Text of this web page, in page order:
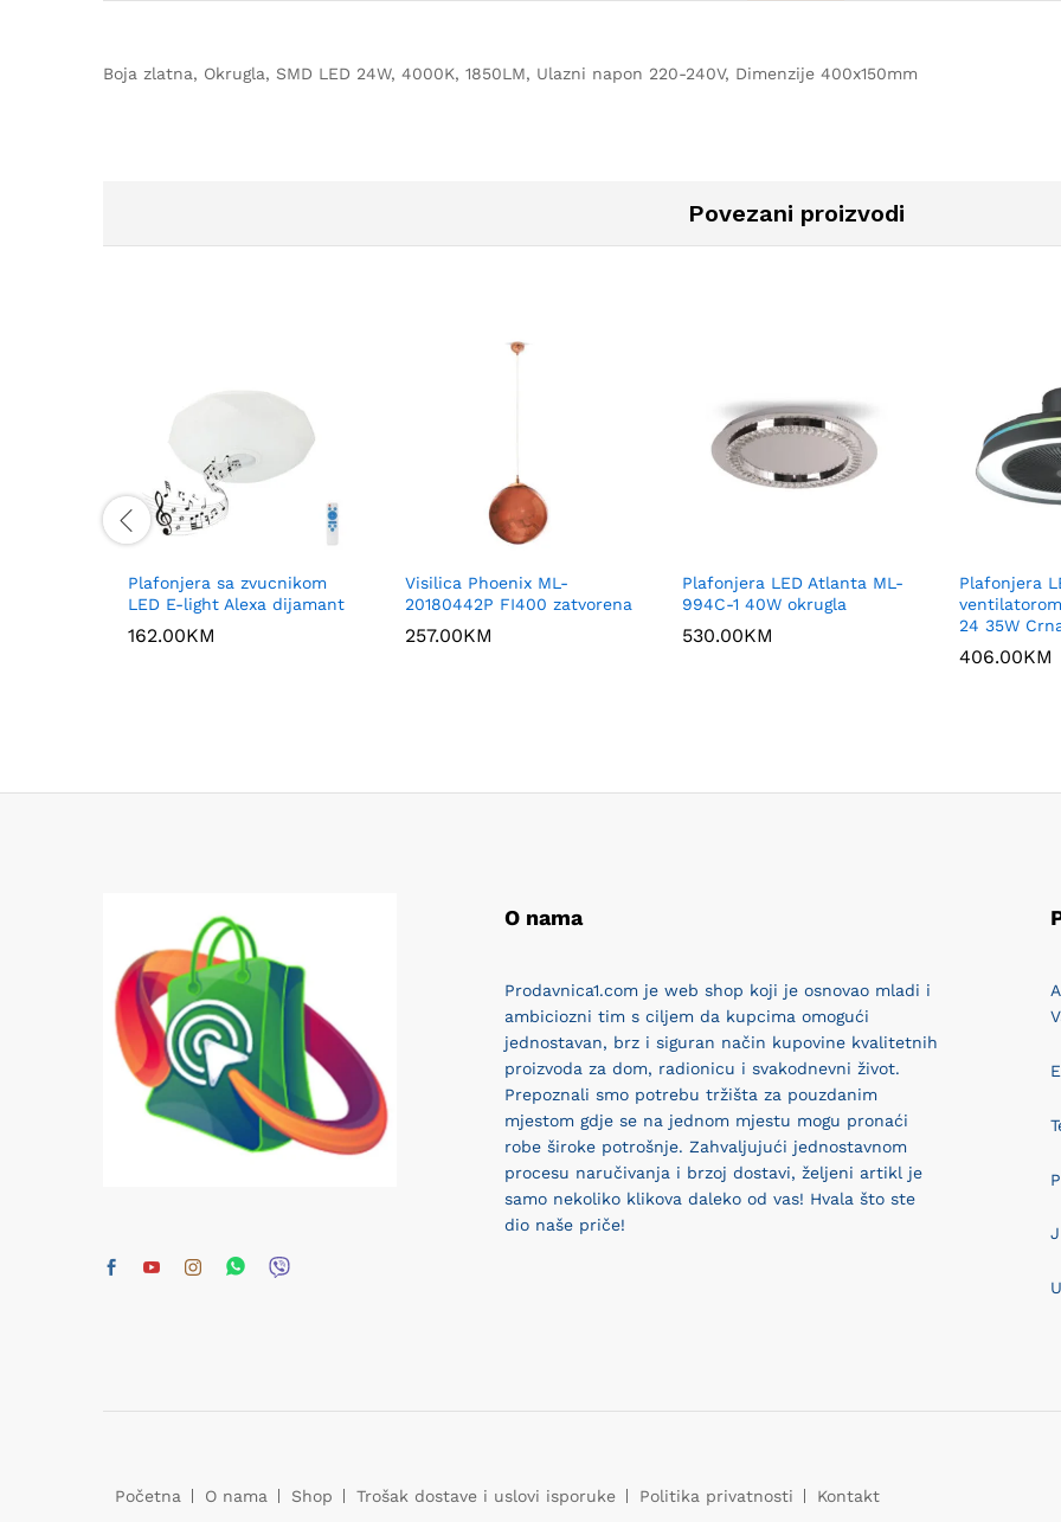
Boja zlatna, Okrugla, SMD LED 24W, 4000K, 1850LM, Ulazni napon 220-240V, Dimenzije 400x150mm
Povezani proizvodi
Plafonjera sa zvucnikom
LED E-light Alexa dijamant
162.00KM
Visilica Phoenix ML-
20180442P FI400 zatvorena
257.00KM
Plafonjera LED Atlanta ML-
994C-1 40W okrugla
530.00KM
Plafonjera
24 35W
406.00KM
O nama
Prodavnica1.com je web shop koji je osnovao mladi i
ambiciozni tim s ciljem da kupcima omogući
jednostavan, brz i siguran način kupovine kvalitetnih
proizvoda za dom, radionicu i svakodnevni život.
Prepoznali smo potrebu tržišta za pouzdanim
mjestom gdje se na jednom mjestu mogu pronaći
robe široke potrošnje. Zahvaljujući jednostavnom
procesu naručivanja i brzoj dostavi, željeni artikl je
samo nekoliko klikova daleko od vas! Hvala što ste
dio naše priče!
Početna O nama Shop Trošak dostave i uslovi isporuke Politika privatnosti Kontakt